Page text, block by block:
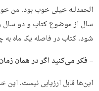
الحمدلله خیلی خوب بود. من
سال از موضوع کتاب و دو سال و
شود. کتاب در فاصله یک ماه
– فکر می‌کنید اگر در همان
این‌ها قابل ارزیابی نیست.